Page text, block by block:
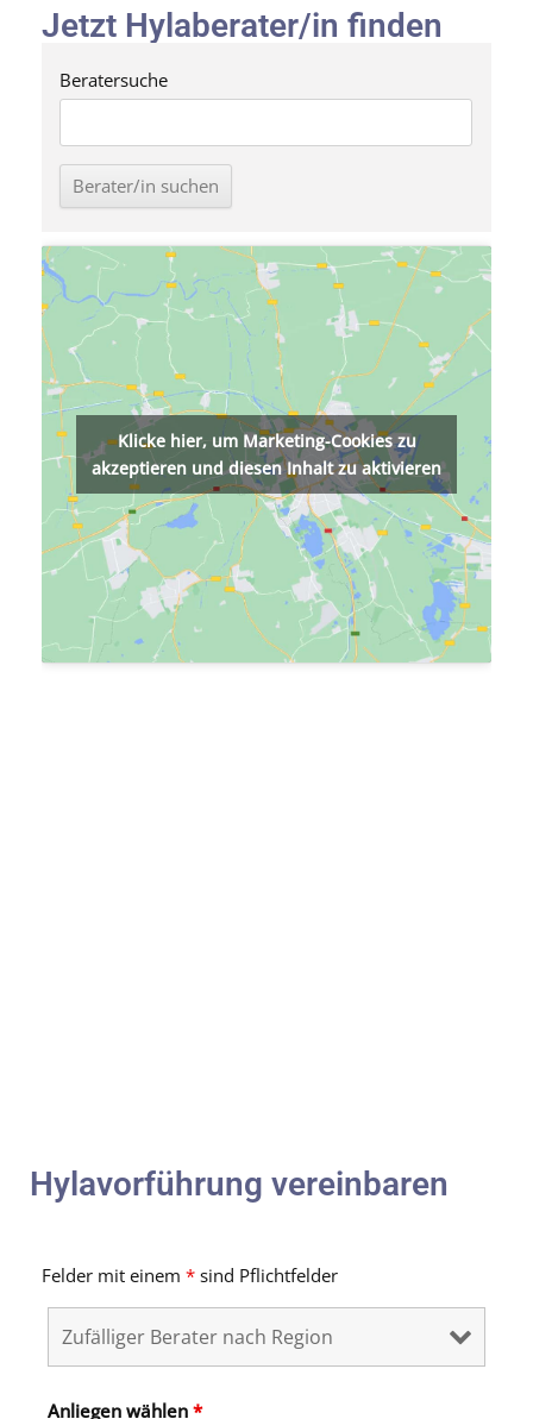
Jetzt Hylaberater/in finden
Beratersuche
Klicke hier, um Marketing-Cookies zu
akzeptieren und diesen Inhalt zu aktivieren
Hylavorführung vereinbaren
Felder mit einem * sind Pflichtfelder
Anliegen wählen *